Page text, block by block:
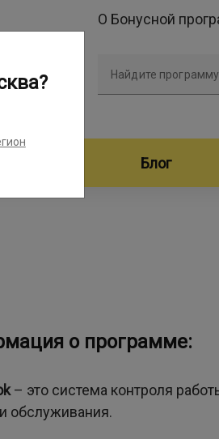
О Бонусной
Найдите
Блог
о программе:
– это система контроля
обслуживания.